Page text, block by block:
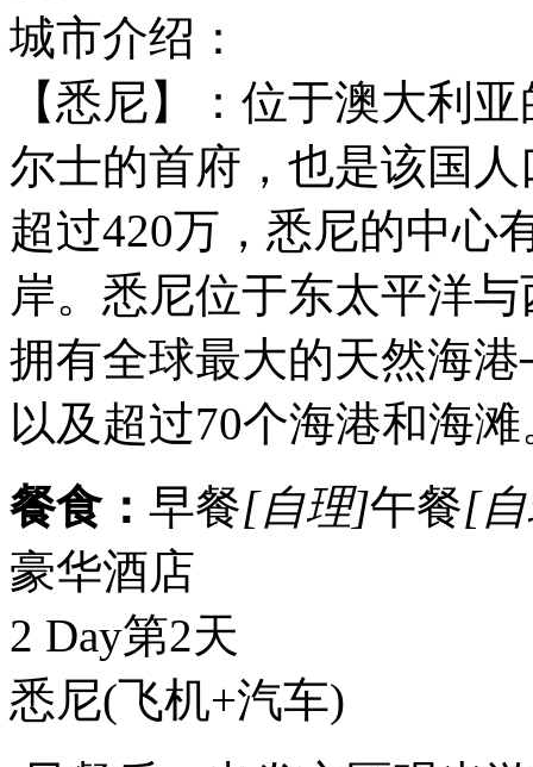
城市介绍：
【悉尼】：位于澳大利
尔士的首府，也是该国
超过420万，悉尼的中心
岸。悉尼位于东太平洋
拥有全球最大的天然海
以及超过70个海港和海滩
餐食： 早餐[自理]午餐[
豪华酒店
2 Day第2天
悉尼(飞机+汽车)